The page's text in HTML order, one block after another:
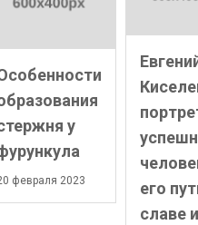
у
февраля 2023
его
славе и